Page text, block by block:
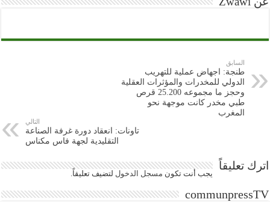
السابق
طنجة: اجهاض عملية للتهريب
الدولي للمخدرات والمؤثرات العقلية
وحجز ما مجموعه 25.200 قرص
طبي مخدر كانت موجهة نحو
المغرب
التالي
تاونات: انعقاد دورة غرفة الصناعة
التقليدية لجهة فاس مكناس
اترك تعليقاً
يجب أنت تكون مسجل الدخول لتضيف تعليقاً.
communpressTV